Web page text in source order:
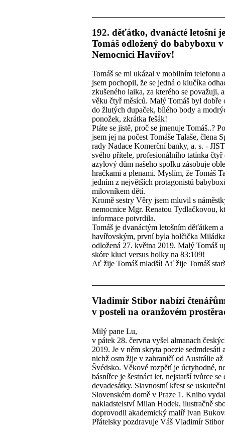
192. děťátko, dvanácté letošní
Tomáš odložený do babyboxu v
Nemocnici Havířov!
Tomáš se mi ukázal v mobilním telefonu
jsem pochopil, že se jedná o klučíka
zkušeného laika, za kterého se považuji,
věku čtyř měsíců. Malý Tomáš byl dobře
do žlutých dupaček, bílého body a
ponožek, zkrátka fešák!
Ptáte se jistě, proč se jmenuje Tomáš..?
jsem jej na počest Tomáše Talaše, člena
rady Nadace Komerční banky, a. s. -
svého přítele, profesionálního tatínka čtyř
azylový dům našeho spolku zásobuje
hračkami a plenami. Myslím, že Tomáš
jedním z největších protagonistů
milovníkem dětí.
Kromě sestry Věry jsem mluvil s
nemocnice Mgr. Renatou Tydlačkovou,
informace potvrdila.
Tomáš je dvanáctým letošním děťátkem
havířovským, první byla holčička
odložená 27. května 2019. Malý Tomáš
skóre kluci versus holky na 83:109!
Ať žije Tomáš mladší! Ať žije Tomáš
Vladimír Stibor nabízí
v posteli na oranžovém
Milý pane Lu,
v pátek 28. června vyšel almanach
2019. Je v něm skryta poezie sedmdesáti
nichž osm žije v zahraničí od Austrálie až
Švédsko. Věkové rozpětí je úctyhodné,
básnířce je šestnáct let, nejstarší tvůrce se
devadesátky. Slavnostní křest se
Slovenském domě v Praze 1. Kniho
nakladstelství Milan Hodek, ilustračně
doprovodil akademický malíř Ivan
Přátelsky pozdravuje Váš Vladimír Stibor